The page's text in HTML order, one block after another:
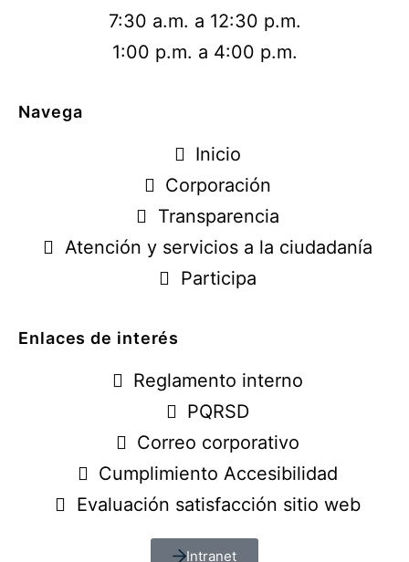
7:30 a.m. a 12:30 p.m.
1:00 p.m. a 4:00 p.m.
Navega
Inicio
Corporación
Transparencia
Atención y servicios a la ciudadanía
Participa
Enlaces de interés
Reglamento interno
PQRSD
Correo corporativo
Cumplimiento Accesibilidad
Evaluación satisfacción sitio web
Intranet